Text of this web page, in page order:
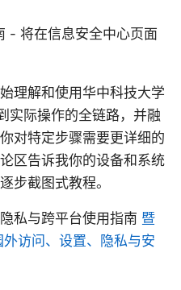
- 将在信息安全中心页面
理解和使用华中科技大学
实际操作的全链路，并融
对特定步骤需要更详细的
区告诉我你的设备和系统
步截图式教程。
私与跨平台使用指南 暨
访问、设置、隐私与安